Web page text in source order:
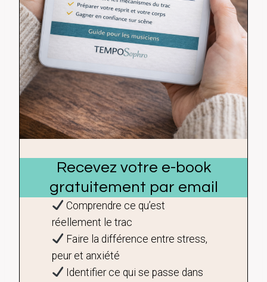
Recevez votre e-book
gratuitement par email
Comprendre ce qu’est
réellement le trac
Faire la différence entre stress,
peur et anxiété
Identifier ce qui se passe dans